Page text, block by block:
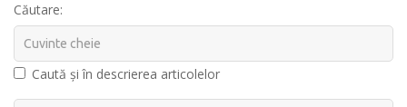
Căutare:
Caută și în descrierea articolelor